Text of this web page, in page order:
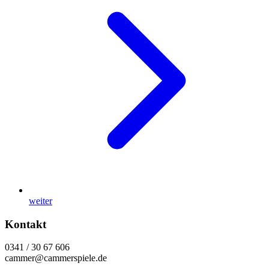
weiter
Kontakt
0341 / 30 67 606
cammer@cammerspiele.de